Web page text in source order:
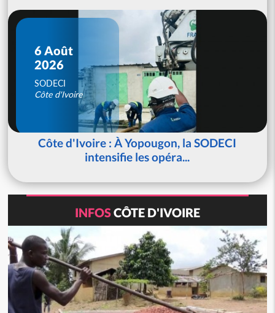
6 Août
2026
SODECI
Côte d'Ivoire
Côte d'Ivoire : À Yopougon, la SODECI
intensifie les opéra...
INFOSCÔTE D'IVOIRE